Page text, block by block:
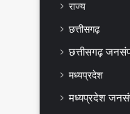
राज्य
छत्तीसगढ़
छत्तीसगढ़
मध्यप्रदेश
मध्यप्रदेश